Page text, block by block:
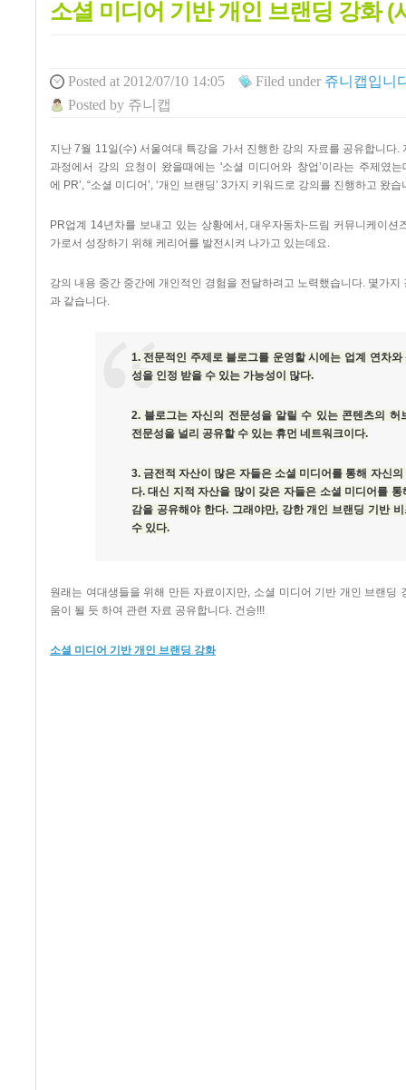
소셜 미디어 기반 개인 브랜딩 강화 (
Posted at 2012/07/10 14:05 Filedunder 쥬니캡입니
Posted by 쥬니캡
지난 7월 11일 (수) 서울여대 특강을 가서 진행한 강의 자료를 공유합니다.
과정에서 강의 요청이 왔을때에는 '소셜 미디어와 창업’이라는 주제였는
에
PR’, “소셜 미디어’, ‘개인 브랜딩’ 3가지 키워드로 강의를 진행하고 왔습
PR업계 14년차를 보내고 있는 상황에서 ,대우자동차-드림 커뮤니케이션
가로서 성장하기 위해 케리어를 발전시켜 나가고 있는데요.
강의 내용 중간 중간에 개인적인 경험을 전달하려고 노력했습니다. 몇가지
과 같습니다.
1. 전문적인 주제로 블로그를 운영할 시에는 업계 연차
성을 인정 받을 수 있는 가능성이 많다.
2. 블로그는 자신의 전문성을 알릴 수 있는 콘텐츠의 허
전문성을 널리 공유할 수 있는 휴먼 네트워크이다.
3. 금전적 자산이 많은 자들은 소셜 미디어를 통해 자신
다. 대신 지적 자산을 많이 갖은 자들은 소셜 미디어를
감을 공유해야 한다. 그래야만, 강한 개인 브랜딩 기반
수 있다.
원래는 여대생들을 위해 만든 자료이지만, 소셜 미디어 기반 개인 브랜딩
움이 될 듯 하여 관련 자료 공유합니다. 건승!!!
소셜 미디어 기반 개인 브랜딩 강화